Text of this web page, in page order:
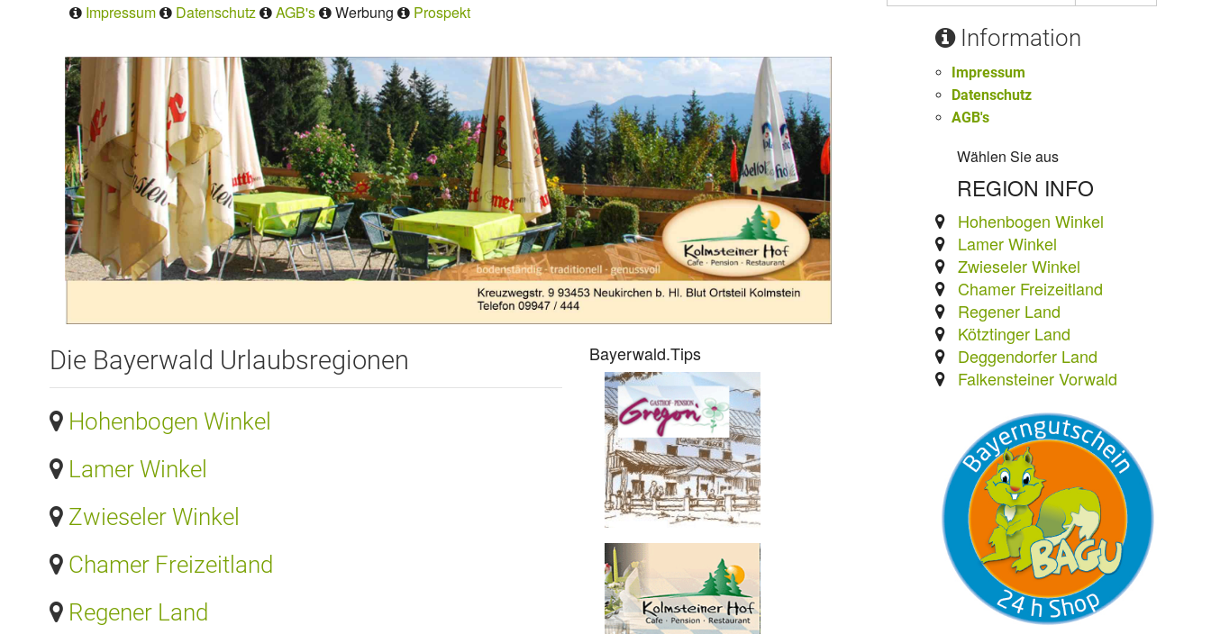
Impressum Datenschutz AGB's Werbung Prospekt
Die Bayerwald Urlaubsregionen
Hohenbogen Winkel
Lamer Winkel
Zwieseler Winkel
Chamer Freizeitland
Regener Land
Bayerwald.Tips
Information
Impressum
Datenschutz
AGB's
Wählen Sie aus
REGION INFO
Hohenbogen Winkel
Lamer Winkel
Zwieseler Winkel
Chamer Freizeitland
Regener Land
Kötztinger Land
Deggendorfer Land
Falkensteiner Vorwald